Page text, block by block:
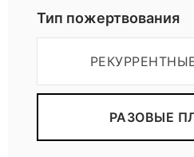
Тип пожертвования
РАЗОВЫЕ